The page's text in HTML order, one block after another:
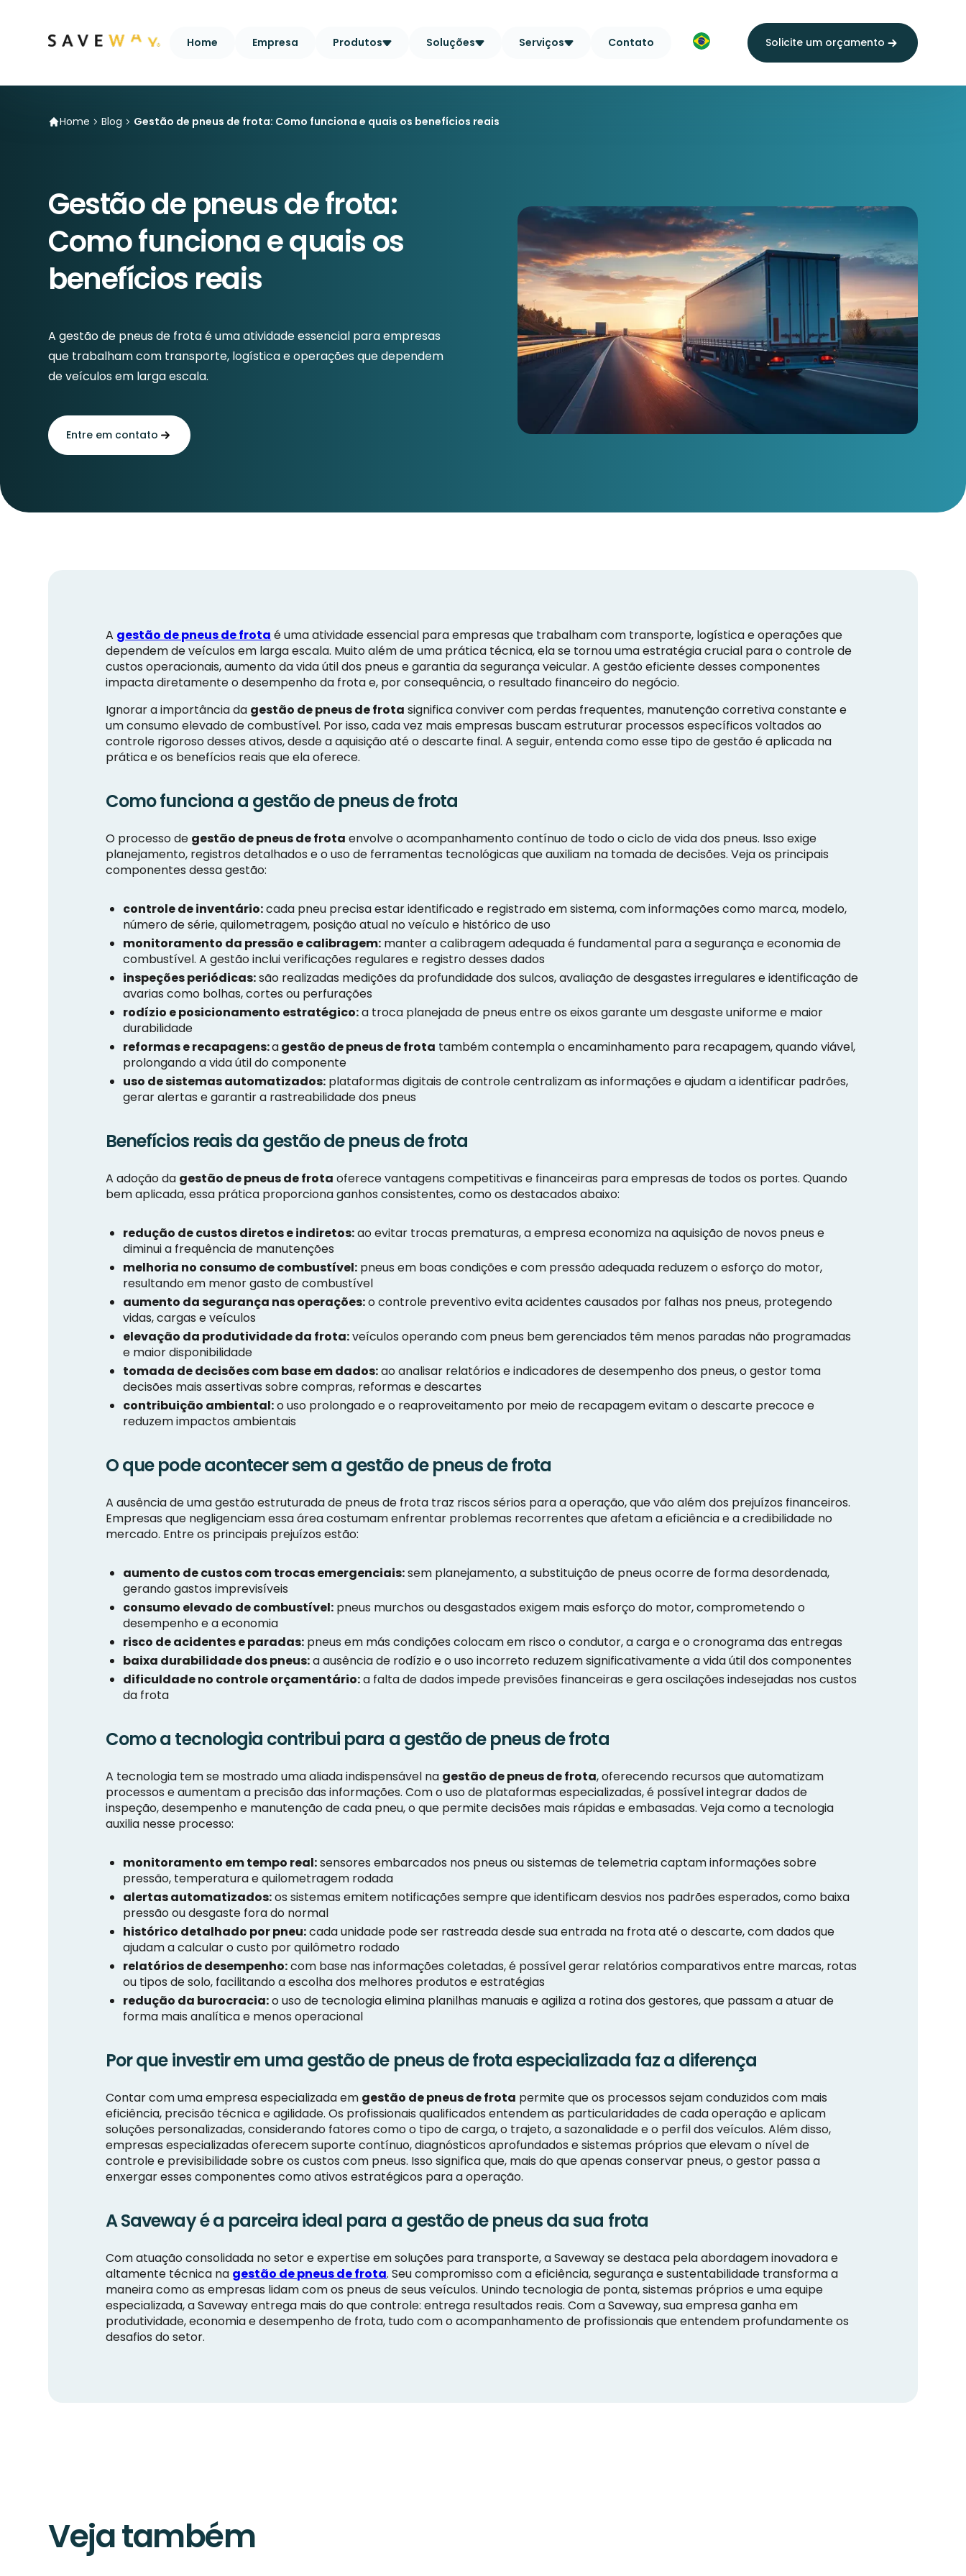
Home Empresa Produtos Soluções Serviços Contato Solicite um orçamento
Home Blog Gestão de pneus de frota: Como funciona e quais os benefícios reais
Gestão de pneus de frota:
Como funciona e quais os
benefícios reais
A gestão de pneus de frota é uma atividade essencial para empresas
que trabalham com transporte, logística e operações que dependem
de veículos em larga escala.
Entre em contato
A gestão de pneus de frota é uma atividade essencial para empresas que trabalham com transporte, logística e operações que
dependem de veículos em larga escala. Muito além de uma prática técnica, ela se tornou uma estratégia crucial para o controle de
custos operacionais, aumento da vida útil dos pneus e garantia da segurança veicular. A gestão eficiente desses componentes
impacta diretamente o desempenho da frota e, por consequência, o resultado financeiro do negócio.
Ignorar a importância da gestão de pneus de frota significa conviver com perdas frequentes, manutenção corretiva constante e
um consumo elevado de combustível. Por isso, cada vez mais empresas buscam estruturar processos específicos voltados ao
controle rigoroso desses ativos, desde a aquisição até o descarte final. A seguir, entenda como esse tipo de gestão é aplicada na
prática e os benefícios reais que ela oferece.
Como funciona a gestão de pneus de frota
O processo de gestão de pneus de frota envolve o acompanhamento contínuo de todo o ciclo de vida dos pneus. Isso exige
planejamento, registros detalhados e o uso de ferramentas tecnológicas que auxiliam na tomada de decisões. Veja os principais
componentes dessa gestão:
controle de inventário:cada pneu precisa estar identificado e registrado em sistema, com informações como marca, modelo,
número de série, quilometragem, posição atual no veículo e histórico de uso
monitoramento da pressão e calibragem: manter a calibragem adequada é fundamental para a segurança e economia de
combustível. A gestão inclui verificações regulares e registro desses dados
inspeções periódicas:são realizadas medições da profundidade dos sulcos, avaliação de desgastes irregulares e identificação de
avarias como bolhas, cortes ou perfurações
rodízio e posicionamento estratégico:a troca planejada de pneus entre os eixos garante um desgaste uniforme e maior
durabilidade
reformas e recapagens:agestão de pneus de frota também contempla o encaminhamento para recapagem, quando viável,
prolongando a vida útil do componente
uso de sistemas automatizados: plataformas digitais de controle centralizam as informações e ajudam a identificar padrões,
gerar alertas e garantir a rastreabilidade dos pneus
Benefícios reais da gestão de pneus de frota
A adoção da gestão de pneus de frota oferece vantagens competitivas e financeiras para empresas de todos os portes. Quando
bem aplicada, essa prática proporciona ganhos consistentes, como os destacados abaixo:
redução de custos diretos e indiretos:ao evitar trocas prematuras, a empresa economiza na aquisição de novos pneus e
diminui a frequência de manutenções
melhoria no consumo de combustível: pneus em boas condições e com pressão adequada reduzem o esforço do motor,
resultando em menor gasto de combustível
aumento da segurança nas operações:o controle preventivo evita acidentes causados por falhas nos pneus, protegendo
vidas, cargas e veículos
elevação da produtividade da frota:veículos operando com pneus bem gerenciados têm menos paradas não programadas
e maior disponibilidade
tomada de decisões com base em dados:ao analisar relatórios e indicadores de desempenho dos pneus, o gestor toma
decisões mais assertivas sobre compras, reformas e descartes
contribuição ambiental:o uso prolongado e o reaproveitamento por meio de recapagem evitam o descarte precoce e
reduzem impactos ambientais
O que pode acontecer sem a gestão de pneus de frota
A ausência de uma gestão estruturada de pneus de frota traz riscos sérios para a operação, que vão além dos prejuízos financeiros.
Empresas que negligenciam essa área costumam enfrentar problemas recorrentes que afetam a eficiência e a credibilidade no
mercado. Entre os principais prejuízos estão:
aumento de custos com trocas emergenciais:sem planejamento, a substituição de pneus ocorre de forma desordenada,
gerando gastos imprevisíveis
consumo elevado de combustível: pneus murchos ou desgastados exigem mais esforço do motor, comprometendo o
desempenho e a economia
risco de acidentes e paradas: pneus em más condições colocam em risco o condutor, a carga e o cronograma das entregas
baixa durabilidade dos pneus:a ausência de rodízio e o uso incorreto reduzem significativamente a vida útil dos componentes
dificuldade no controle orçamentário:a falta de dados impede previsões financeiras e gera oscilações indesejadas nos custos
da frota
Como a tecnologia contribui para a gestão de pneus de frota
A tecnologia tem se mostrado uma aliada indispensável na gestão de pneus de frota, oferecendo recursos que automatizam
processos e aumentam a precisão das informações. Com o uso de plataformas especializadas, é possível integrar dados de
inspeção, desempenho e manutenção de cada pneu, o que permite decisões mais rápidas e embasadas. Veja como a tecnologia
auxilia nesse processo:
monitoramento em tempo real:sensores embarcados nos pneus ou sistemas de telemetria captam informações sobre
pressão, temperatura e quilometragem rodada
alertas automatizados:os sistemas emitem notificações sempre que identificam desvios nos padrões esperados, como baixa
pressão ou desgaste fora do normal
histórico detalhado por pneu:cada unidade pode ser rastreada desde sua entrada na frota até o descarte, com dados que
ajudam a calcular o custo por quilômetro rodado
relatórios de desempenho:com base nas informações coletadas, é possível gerar relatórios comparativos entre marcas, rotas
ou tipos de solo, facilitando a escolha dos melhores produtos e estratégias
redução da burocracia:o uso de tecnologia elimina planilhas manuais e agiliza a rotina dos gestores, que passam a atuar de
forma mais analítica e menos operacional
Por que investir em uma gestão de pneus de frota especializada faz a diferença
Contar com uma empresa especializada em gestão de pneus de frota permite que os processos sejam conduzidos com mais
eficiência, precisão técnica e agilidade. Os profissionais qualificados entendem as particularidades de cada operação e aplicam
soluções personalizadas, considerando fatores como o tipo de carga, o trajeto, a sazonalidade e o perfil dos veículos. Além disso,
empresas especializadas oferecem suporte contínuo, diagnósticos aprofundados e sistemas próprios que elevam o nível de
controle e previsibilidade sobre os custos com pneus. Isso significa que, mais do que apenas conservar pneus, o gestor passa a
enxergar esses componentes como ativos estratégicos para a operação.
A Saveway é a parceira ideal para a gestão de pneus da sua frota
Com atuação consolidada no setor e expertise em soluções para transporte, a Saveway se destaca pela abordagem inovadora e
altamente técnica na gestão de pneus de frota. Seu compromisso com a eficiência, segurança e sustentabilidade transforma a
maneira como as empresas lidam com os pneus de seus veículos. Unindo tecnologia de ponta, sistemas próprios e uma equipe
especializada, a Saveway entrega mais do que controle: entrega resultados reais. Com a Saveway, sua empresa ganha em
produtividade, economia e desempenho de frota, tudo com o acompanhamento de profissionais que entendem profundamente os
desafios do setor.
Veja também